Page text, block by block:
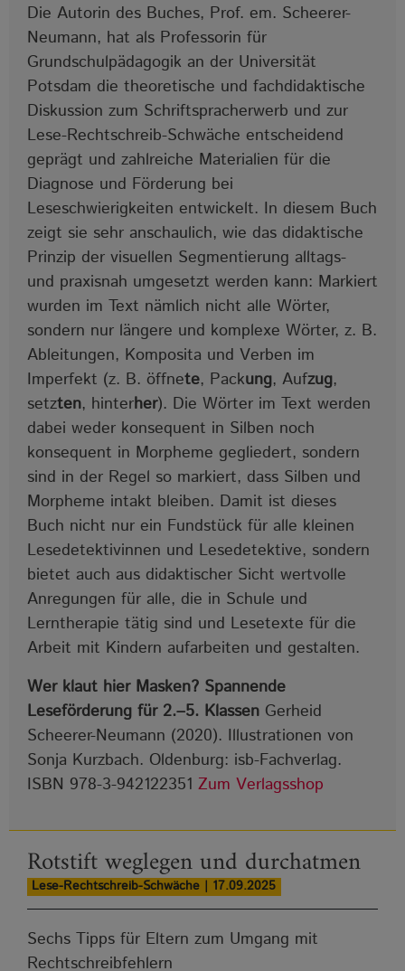
Die Autorin des Buches, Prof. em. Scheerer-
Neumann, hat als Professorin für
Grundschulpädagogik an der Universität
Potsdam die theoretische und fachdidaktische
Diskussion zum Schriftspracherwerb und zur
Lese-Rechtschreib-Schwäche entscheidend
geprägt und zahlreiche Materialien für die
Diagnose und Förderung bei
Leseschwierigkeiten entwickelt. In diesem Buch
zeigt sie sehr anschaulich, wie das didaktische
Prinzip der visuellen Segmentierung alltags-
und praxisnah umgesetzt werden kann: Markiert
wurden im Text nämlich nicht alle Wörter,
sondern nur längere und komplexe Wörter, z. B.
Ableitungen, Komposita und Verben im
Imperfekt (z. B. öffnete, Packung, Aufzug,
setzten, hinterher). Die Wörter im Text werden
dabei weder konsequent in Silben noch
konsequent in Morpheme gegliedert, sondern
sind in der Regel so markiert, dass Silben und
Morpheme intakt bleiben. Damit ist dieses
Buch nicht nur ein Fundstück für alle kleinen
Lesedetektivinnen und Lesedetektive, sondern
bietet auch aus didaktischer Sicht wertvolle
Anregungen für alle, die in Schule und
Lerntherapie tätig sind und Lesetexte für die
Arbeit mit Kindern aufarbeiten und gestalten.
Wer klaut hier Masken? Spannende
Leseförderung für 2.‒5. Klassen Gerheid
Scheerer-Neumann (2020). Illustrationen von
Sonja Kurzbach. Oldenburg: isb-Fachverlag.
ISBN 978-3-942122351 Zum Verlagsshop
Rotstift weglegen und durchatmen
Lese-Rechtschreib-Schwäche | 17.09.2025
Sechs Tipps für Eltern zum Umgang mit
Rechtschreibfehlern